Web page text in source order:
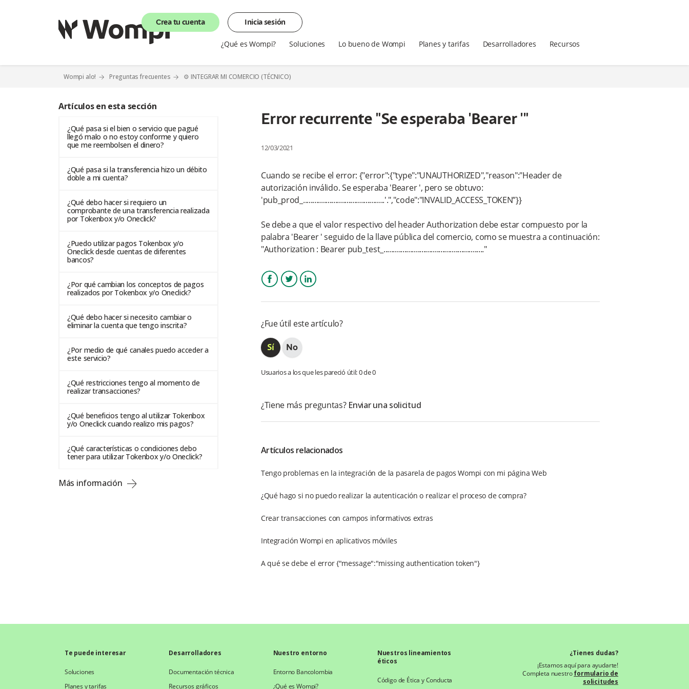
Crea tu cuenta Inicia sesión
¿Qué es Wompi? Soluciones Lo bueno de Wompi Planes y tarifas Desarrolladores Recursos
Wompi alo! Preguntas frecuentes ⚙️ INTEGRAR MI COMERCIO (TÉCNICO)
Artículos en esta sección
¿Qué pasa si el bien o servicio que pagué
llegó malo o no estoy conforme y quiero
que me reembolsen el dinero?
¿Qué pasa si la transferencia hizo un débito
doble a mi cuenta?
¿Qué debo hacer si requiero un
comprobante de una transferencia realizada
por Tokenbox y/o Oneclick?
¿Puedo utilizar pagos Tokenbox y/o
Oneclick desde cuentas de diferentes
bancos?
¿Por qué cambian los conceptos de pagos
realizados por Tokenbox y/o Oneclick?
¿Qué debo hacer si necesito cambiar o
eliminar la cuenta que tengo inscrita?
¿Por medio de qué canales puedo acceder a
este servicio?
¿Qué restricciones tengo al momento de
realizar transacciones?
¿Qué beneficios tengo al utilizar Tokenbox
y/o Oneclick cuando realizo mis pagos?
¿Qué características o condiciones debo
tener para utilizar Tokenbox y/o Oneclick?
Más información
Error recurrente "Se esperaba 'Bearer '"
12/03/2021
Cuando se recibe el error: {"error":{"type":"UNAUTHORIZED","reason":"Header de
autorización inválido. Se esperaba 'Bearer ', pero se obtuvo:
'pub_prod_...........................................'.","code":"INVALID_ACCESS_TOKEN”}}
Se debe a que el valor respectivo del header Authorization debe estar compuesto por la
palabra 'Bearer ' seguido de la llave pública del comercio, como se muestra a continuación:
"Authorization : Bearer pub_test_....................................................."
¿Fue útil este artículo?
Usuarios a los que les pareció útil: 0 de 0
¿Tiene más preguntas? Enviar una solicitud
Artículos relacionados
Tengo problemas en la integración de la pasarela de pagos Wompi con mi página Web
¿Qué hago si no puedo realizar la autenticación o realizar el proceso de compra?
Crear transacciones con campos informativos extras
Integración Wompi en aplicativos móviles
A qué se debe el error {"message":"missing authentication token"}
Te puede interesar
Soluciones
Planes y tarifas
Desarrolladores
Documentación técnica
Recursos gráficos
Nuestro entorno
Entorno Bancolombia
¿Qué es Wompi?
Nuestros lineamientos
éticos
Código de Ética y Conducta
¿Tienes dudas?
¡Estamos aquí para ayudarte!
Completa nuestroformulario de
solicitudes